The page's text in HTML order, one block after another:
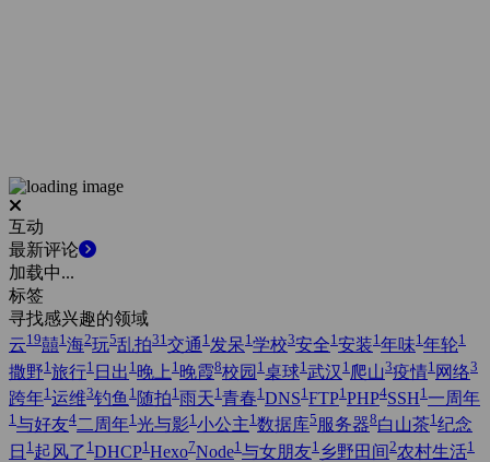
互动
最新评论
加载中...
标签
寻找感兴趣的领域
云19囍1海2玩5乱拍31交通 1发呆1学校3安全1安装1年味1年轮1
撒野1 旅行1 日出 1 晚上 1 晚霞8校园 1 桌球1 武汉 1 爬山3疫情1 网络3
跨年1 运维3钓鱼 1 随拍1 雨天1 青春1 DNS1 FTP1 PHP4SSH1 一周年
1 与好友4二周年1 光与影1 小公主1 数据库5 服务器8白山茶1 纪念
日 1 起风了 1 DHCP1 Hexo7Node1 与女朋友1 乡野田间 2农村生活1